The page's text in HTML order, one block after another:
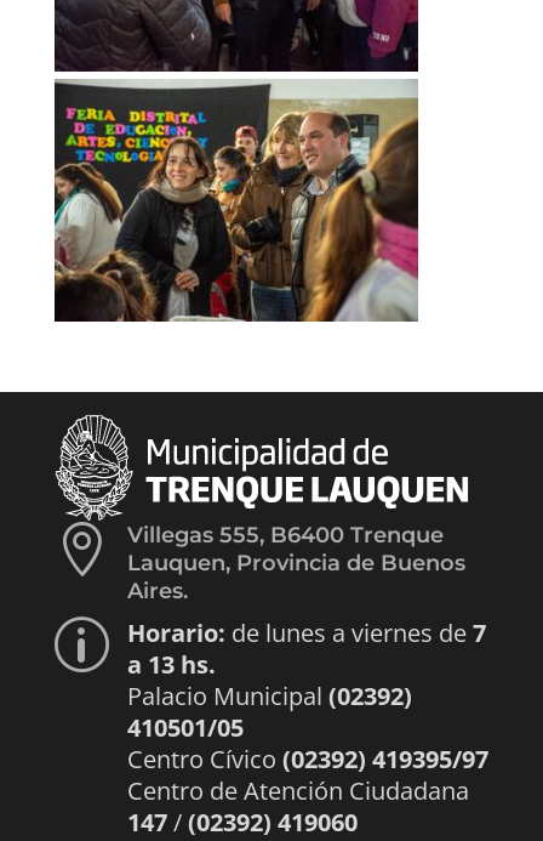

Villegas 555, B6400 Trenque
Lauquen, Provincia de Buenos
Aires.
p Horario: de lunes a viernes de7
a 13 hs.
Palacio Municipal (02392)
410501/05
Centro Cívico (02392) 419395/97
Centro de Atención Ciudadana
147/(02392) 419060